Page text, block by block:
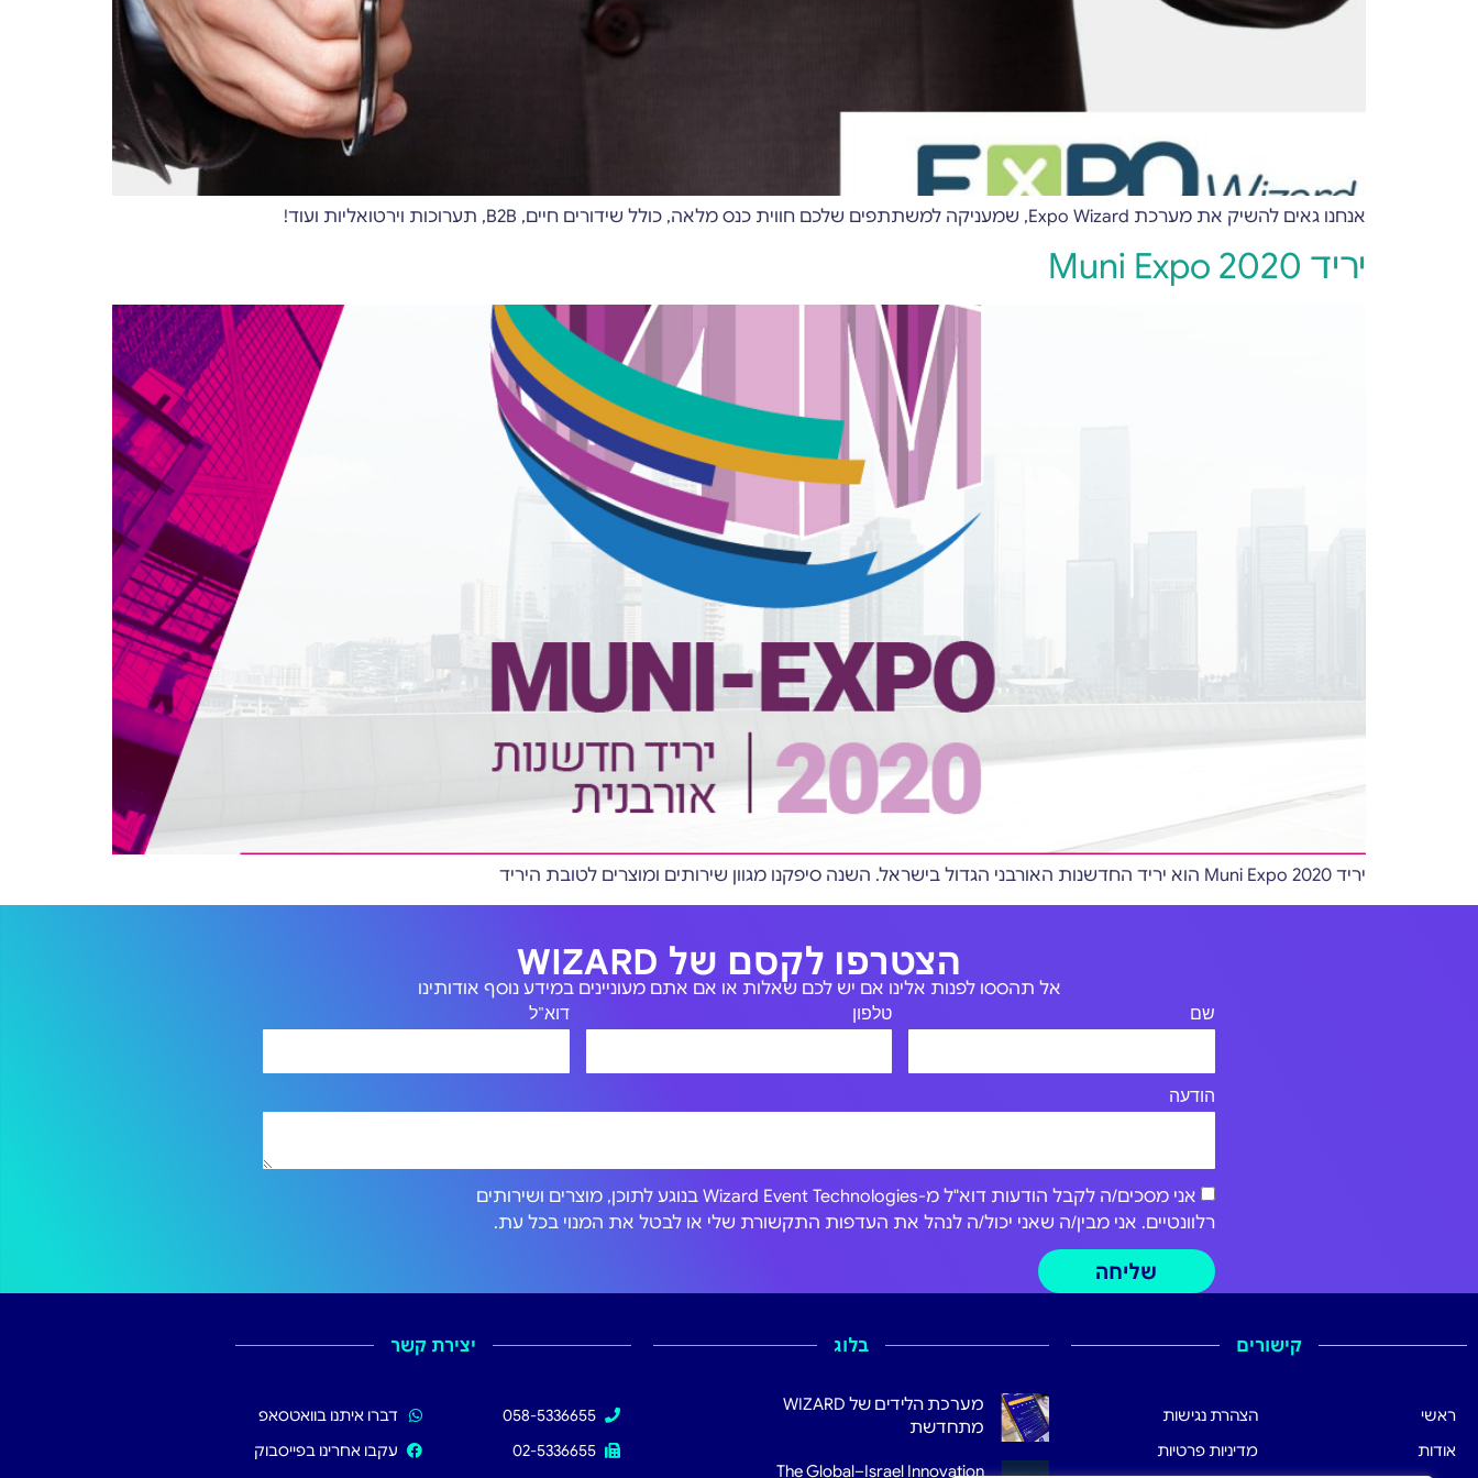
אנחנו גאים להשיק את מערכת Expo Wizard, שמעניקה למשתתפים שלכם חווית כנס מלאה, כולל שידורים חיים, B2B, תערוכות וירטואליות ועוד!
יריד Muni Expo 2020
יריד Muni Expo 2020 הוא יריד החדשנות האורבני הגדול בישראל. השנה סיפקנו מגוון שירותים ומוצרים לטובת היריד
הצטרפו לקסם של WIZARD
אל תהססו לפנות אלינו אם יש לכם שאלות או אם אתם מעוניינים במידע נוסף אודותינו
שם
טלפון דוא"ל
הודעה
אני מסכים/ה לקבל הודעות דוא"ל מ-Wizard Event Technologies בנוגע לתוכן, מוצרים ושירותים
רלוונטיים. אני מבין/ה שאני יכול/ה לנהל את העדפות התקשורת שלי או לבטל את המנוי בכל עת.
שליחה
קישורים
ראשי
אודות
הצהרת נגישות
מדיניות פרטיות
בלוג
מערכת הלידים של WIZARD
מתחדשת
The Global–Israel Innovation
יצירת קשר
058-5336655
02-5336655
דברו איתנו בוואטסאפ
עקבו אחרינו בפייסבוק